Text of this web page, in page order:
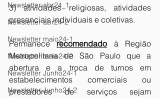
Newsletter abr24_1
Newsletter abr24-2
Newsletter maio24-1
Newsletter maio24-2
Newsletter Junho24-1
Newsletter Junho24-2
3) atividades religiosas, atividades
presenciais individuais e coletivas.
Permanece recomendado à Região
Metropolitana de São Paulo que a
abertura e a troca de turnos em
estabelecimentos comerciais ou
prestadores de serviços sejam